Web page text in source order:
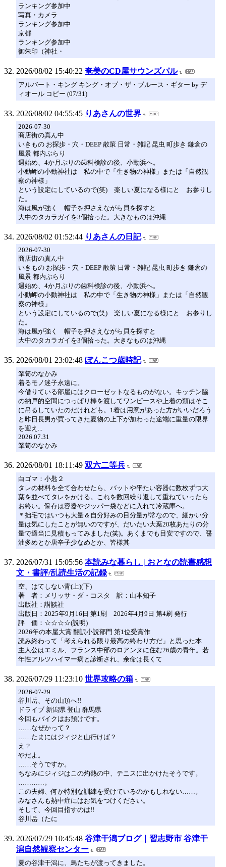
ランキング参加中
写真・カメラ
ランキング参加中
京都
ランキング参加中
御朱印（神社・
2026/08/02 15:40:22 奄美のCD屋サウンズパル
アルバート・キング キング・オブ・ザ・ブルース・ギター by デ
ィオール コピー (07/31)
2026/08/02 04:55:45 りあさんの世界
2026-07-30
商店街の真ん中
いきもの お探歩・穴・DEEP 散策 日常・雑記 昆虫 町歩き 鎌倉の
風景 都内ぶらり
週始め、4か月ぶりの歯科検診の後、小動浜へ。
小動岬の小動神社は 私の中で「生き物の神様」または「自然観
察の神様」
という設定にしているので(笑) 楽しい夏になる様にと お参りし
た。
海は風が強く 帽子を押さえながら貝を探すと
大中のタカラガイを3個拾った。大きなものは沖縄
2026/08/02 01:52:44 りあさんの日記
2026-07-30
商店街の真ん中
いきもの お探歩・穴・DEEP 散策 日常・雑記 昆虫 町歩き 鎌倉の
風景 都内ぶらり
週始め、4か月ぶりの歯科検診の後、小動浜へ。
小動岬の小動神社は 私の中で「生き物の神様」または「自然観
察の神様」
という設定にしているので(笑) 楽しい夏になる様にと お参りし
た。
海は風が強く 帽子を押さえながら貝を探すと
大中のタカラガイを3個拾った。大きなものは沖縄
2026/08/01 23:02:48 ぽんこつ歳時記
箪笥のなかみ
着るモノ迷子永遠に。
今借りている部屋にはクローゼットなるものがない。キッチン脇
の納戸的空間につっぱり棒を渡してワンピースや上着の類はそこ
に吊るしていたのだけれども。1着は用意があった方がいいだろう
と昨日長男が買ってきた夏物の上下が加わった途端に重量の限界
を迎え...
2026.07.31
箪笥のなかみ
2026/08/01 18:11:49 双六二等兵
白ゴマ：小匙２
タレの材料を全て合わせたら、バットや平たい容器に数枚ずつ大
葉を並べてタレをかける。これを数回繰り返して重ねていったら
お終い。保存は容器やジッパー袋などに入れて冷蔵庫へ。
＊拙宅ではいつも大量＆自分好みの目分量が常なので、細かい分
量は気にしたことが無いのですが、だいたい大葉20枚あたりの分
量で適当に見積もってみました(笑)。あくまでも目安ですので、醤
油多めとか唐辛子少なめとか、皆様其
2026/07/31 15:05:56 本読みな暮らし | おとなの読書感想
文・書評/乱読生活の記録
空、はてしない青(上)(下)
著 者：メリッサ・ダ・コスタ 訳：山本知子
出版社：講談社
出版日：2025年9月16日 第1刷 2026年4月9日 第4刷 発行
評 価：☆☆☆☆(説明)
2026年の本屋大賞 翻訳小説部門 第1位受賞作
読み終わって「考えられる限り最高の終わり方だ」と思った本
主人公はエミル、フランス中部のロアンヌに住む26歳の青年。若
年性アルツハイマー病と診断され、余命は長くて
2026/07/29 11:23:10 世界攻略の箱
2026-07-29
谷川岳、その山頂へ!!
ドライブ 新潟県 登山 群馬県
今回もバイクはお預けです。
……なぜかって？
……たまにはジィジと山行けば？
え？
やだよ。
……そうですか。
ちなみにジィジはこの灼熱の中、テニスに出かけたそうです。
…………。
この夫婦、何か特別な訓練を受けているのかもしれない……。
みなさんも熱中症にはお気をつけください。
そして、今回目指すのは!!
谷川岳（たに
2026/07/29 10:45:48 谷津干潟ブログ｜習志野市 谷津干
潟自然観察センター
夏の谷津干潟に、鳥たちが渡ってきました。